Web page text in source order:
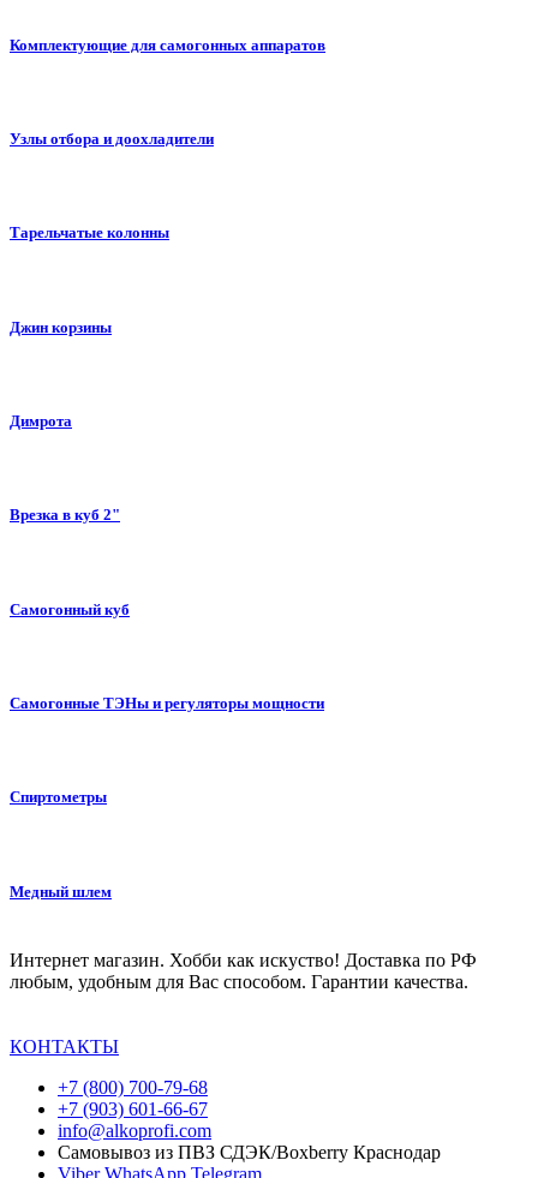
Комплектующие для самогонных аппаратов
Узлы отбора и доохладители
Тарельчатые колонны
Джин корзины
Димрота
Врезка в куб 2"
Самогонный куб
Самогонные ТЭНы и регуляторы мощности
Спиртометры
Медный шлем
Интернет магазин. Хобби как искуство! Доставка по РФ
любым, удобным для Вас способом. Гарантии качества.
КОНТАКТЫ
+7 (800) 700-79-68
+7 (903) 601-66-67
info@alkoprofi.com
Самовывоз из ПВЗ СДЭК/Boxberry Краснодар
Viber WhatsApp Telegram